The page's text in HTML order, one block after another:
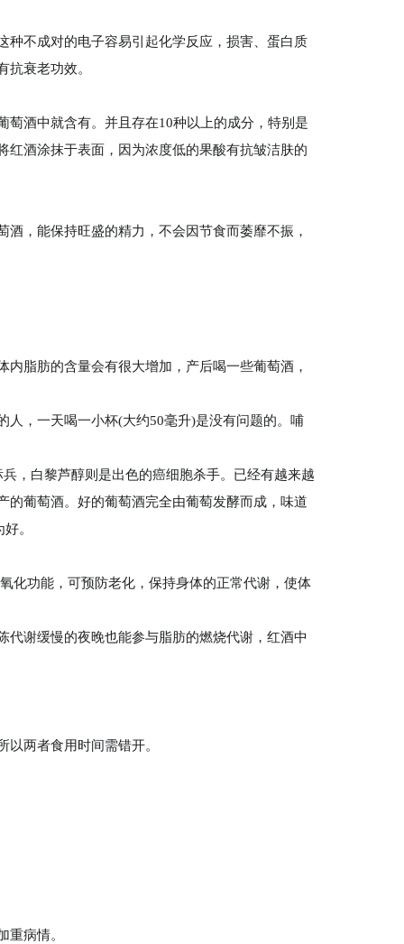
种不成对的电子容易引起化学反应，损害、蛋白质
衰老功效。
酒中就含有。并且存在10种以上的成分，特别是
红酒涂抹于表面，因为浓度低的果酸有抗皱洁肤的
，能保持旺盛的精力，不会因节食而萎靡不振，
脂肪的含量会有很大增加，产后喝一些葡萄酒，
人，一天喝一小杯(大约50毫升)是没有问题的。哺
，白黎芦醇则是出色的癌细胞杀手。已经有越来越
的葡萄酒。好的葡萄酒完全由葡萄发酵而成，味道
。
化功能，可预防老化，保持身体的正常代谢，使体
谢缓慢的夜晚也能参与脂肪的燃烧代谢，红酒中
两者食用时间需错开。
病情。